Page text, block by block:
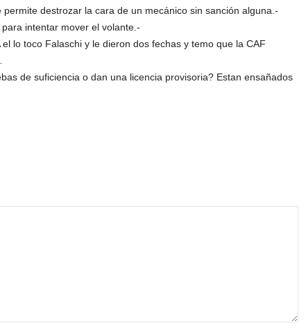
permite destrozar la cara de un mecánico sin sanción alguna.-
intentar mover el volante.-
el lo toco Falaschi y le dieron dos fechas y temo que la CAF
de suficiencia o dan una licencia provisoria? Estan ensañados